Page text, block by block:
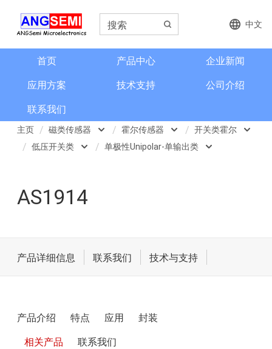
中文
首页 产品中心
企业新闻
应用方案
技术支持
公司介绍
联系我们
主页 磁类传感器
信号调理芯片
LCD/AMOLED屏偏压
电源驱动
霍尔传感器 开关类霍尔
2-Wire Hall 两线开关霍
低压开关类
高压开关类
单极性Unipolar-单输出类
单极性Unipolar-双输出类
AS1914
产品详细信息 联系我们 技术与支持
产品介绍 特点 应用
封装
相关产品
联系我们